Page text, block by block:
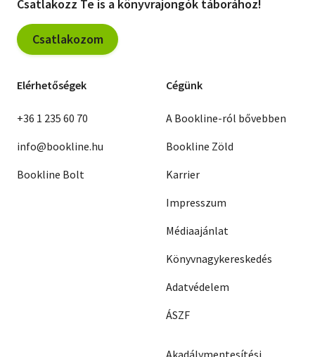
Csatlakozz Te is a könyvrajongók táborához!
Csatlakozom
Elérhetőségek
+36 1 235 60 70
info@bookline.hu
Bookline Bolt
Cégünk
A Bookline-ról bővebben
Bookline Zöld
Karrier
Impresszum
Médiaajánlat
Könyvnagykereskedés
Adatvédelem
ÁSZF
Akadálymentesítési